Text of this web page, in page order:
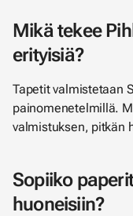
Mikä tekee
erityisiä?
Tapetit valmistetaan
painomenetelmillä.
valmistuksen, pitkän
Sopiiko
huoneisiin?